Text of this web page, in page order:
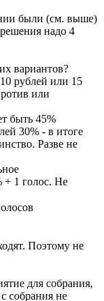
были (см. выше)
надо 4
вариантов?
рублей или 15
или
быть 45%
30% - в итоге
Разве не
+ 1 голос. Не
Поэтому не
для собрания,
собрания не